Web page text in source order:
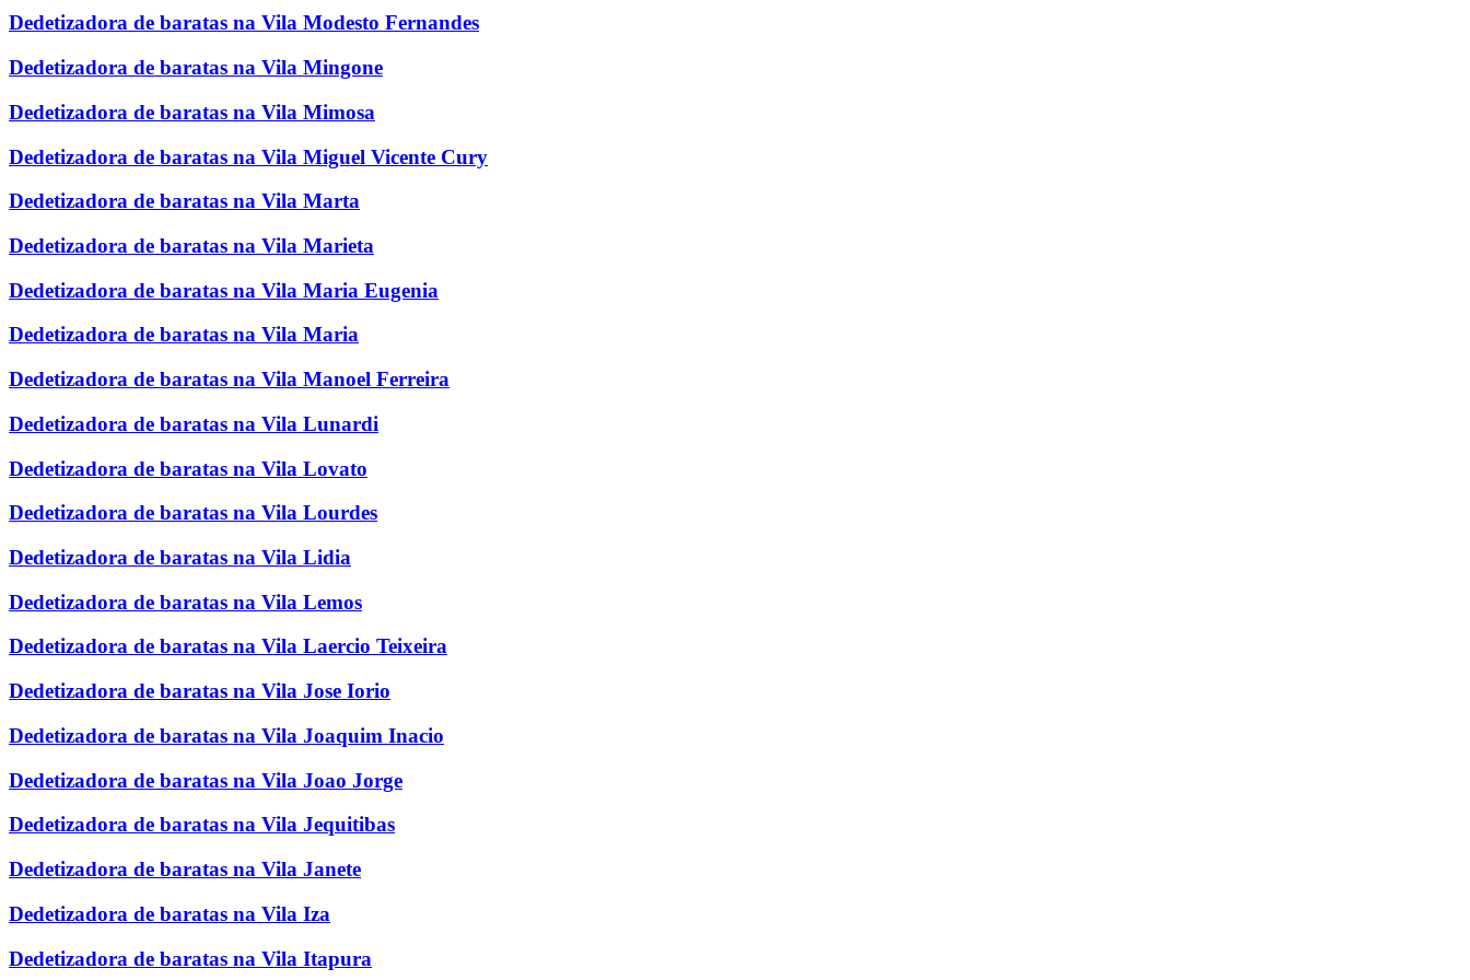
Dedetizadora de baratas na Vila Modesto Fernandes
Dedetizadora de baratas na Vila Mingone
Dedetizadora de baratas na Vila Mimosa
Dedetizadora de baratas na Vila Miguel Vicente Cury
Dedetizadora de baratas na Vila Marta
Dedetizadora de baratas na Vila Marieta
Dedetizadora de baratas na Vila Maria Eugenia
Dedetizadora de baratas na Vila Maria
Dedetizadora de baratas na Vila Manoel Ferreira
Dedetizadora de baratas na Vila Lunardi
Dedetizadora de baratas na Vila Lovato
Dedetizadora de baratas na Vila Lourdes
Dedetizadora de baratas na Vila Lidia
Dedetizadora de baratas na Vila Lemos
Dedetizadora de baratas na Vila Laercio Teixeira
Dedetizadora de baratas na Vila Jose Iorio
Dedetizadora de baratas na Vila Joaquim Inacio
Dedetizadora de baratas na Vila Joao Jorge
Dedetizadora de baratas na Vila Jequitibas
Dedetizadora de baratas na Vila Janete
Dedetizadora de baratas na Vila Iza
Dedetizadora de baratas na Vila Itapura